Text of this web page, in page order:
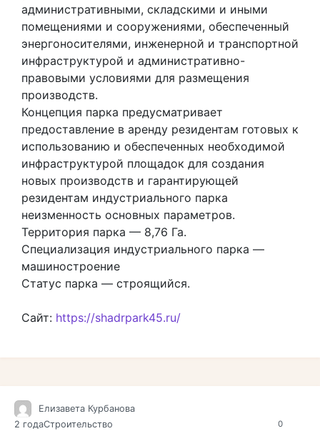
административными, складскими и иными
помещениями и сооружениями, обеспеченный
энергоносителями, инженерной и транспортной
инфраструктурой и административно-
правовыми условиями для размещения
производств.
Концепция парка предусматривает
предоставление в аренду резидентам готовых к
использованию и обеспеченных необходимой
инфраструктурой площадок для создания
новых производств и гарантирующей
резидентам индустриального парка
неизменность основных параметров.
Территория парка — 8,76 Га.
Специализация индустриального парка —
машиностроение
Статус парка — строящийся.
Сайт: https://shadrpark45.ru/
0
Елизавета Курбанова
2 годаСтроительство